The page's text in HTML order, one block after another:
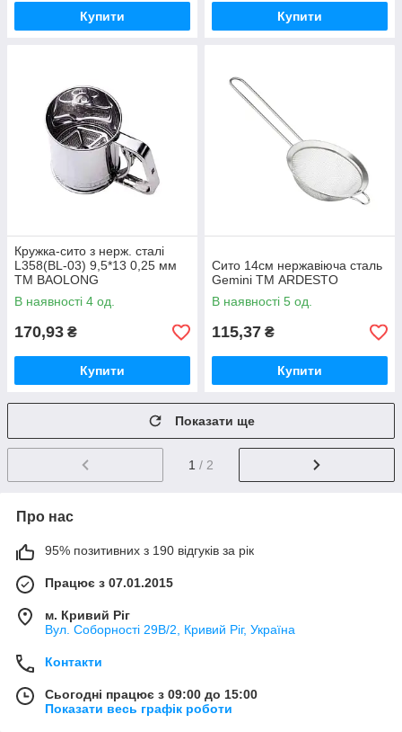
Купити Купити
Кружка-сито з нерж. сталі
L358(BL-03) 9,5*13 0,25 мм
ТМ BAOLONG
В наявності 4 од.
170,93 ₴
Купити
Сито 14см нержавіюча сталь
Gemini ТМ ARDESTO
В наявності 5 од.
115,37 ₴
Купити
Показати ще
1 / 2
Про нас
95% позитивних з 190 відгуків за рік
Працює з 07.01.2015
м. Кривий Ріг
Вул. Соборності 29В/2, Кривий Ріг, Україна
Контакти
Сьогодні працює з 09:00 до 15:00
Показати весь графік роботи